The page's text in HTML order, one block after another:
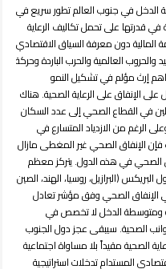
الدخل في جنوب العالم تطور سريع في
قدرتها على تحمل تكاليف الرعاية
دون معرفة السياق الاقتصادي.
العالمية والحرب الباردة وحركة
إرث مؤلم في تشكيل النمو
الإنفاق على الرعاية الصحية. هناك
في القطاع الصحي إلى عدد السكان
الرغم من الازدياد المتسارع في
الإنفاق الصحي غير المغطى مازال
الصحي في هذه الدول. يتركز معظم
(البرازيل، روسيا، الهند، الصين،
الإنفاق الصحي وفق مؤشر تعادل
ومتوسطة الدخل لا تخصص في
الصحية. سيبقى عجز دول الجنوب
الصحية مقيداً بلا مساواة اجتماعية
المستدام تدخلات استراتيجية